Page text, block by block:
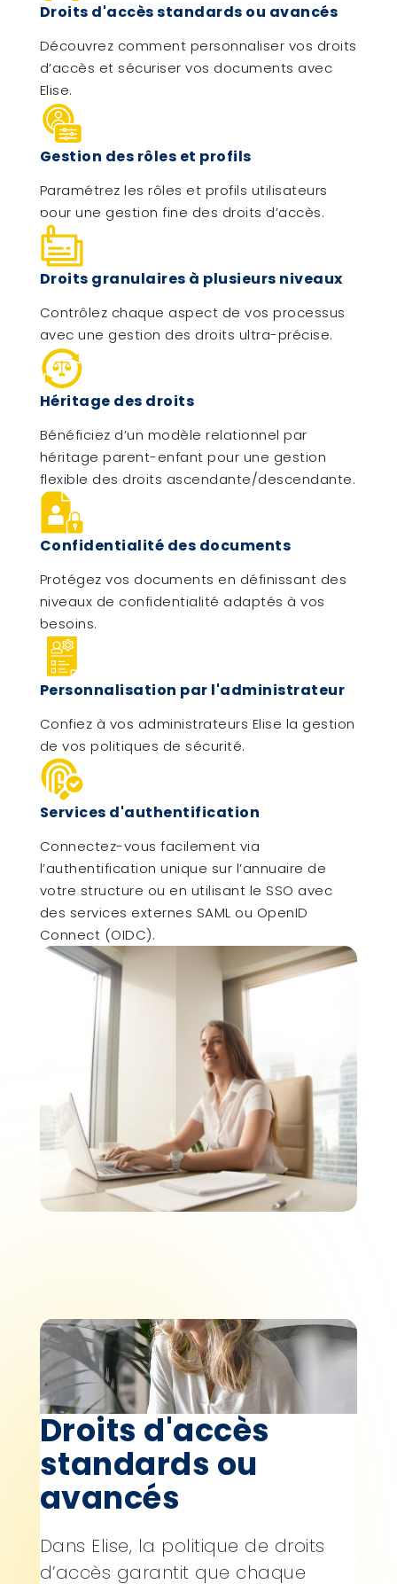
Droits d'accès standards ou avancés
Découvrez comment personnaliser vos droits
d’accès et sécuriser vos documents avec
Elise.
Gestion des rôles et profils
Paramétrez les rôles et profils utilisateurs
pour une gestion fine des droits d’accès.
Droits granulaires à plusieurs niveaux
Contrôlez chaque aspect de vos processus
avec une gestion des droits ultra-précise.
Héritage des droits
Bénéficiez d’un modèle relationnel par
héritage parent-enfant pour une gestion
flexible des droits ascendante/descendante.
Confidentialité des documents
Protégez vos documents en définissant des
niveaux de confidentialité adaptés à vos
besoins.
Personnalisation par l'administrateur
Confiez à vos administrateurs Elise la gestion
de vos politiques de sécurité.
Services d'authentification
Connectez-vous facilement via
l’authentification unique sur l’annuaire de
votre structure ou en utilisant le SSO avec
des services externes SAML ou OpenID
Connect (OIDC).
Droits d'accès
standards ou
avancés
Dans Elise, la politique de droits
d’accès garantit que chaque